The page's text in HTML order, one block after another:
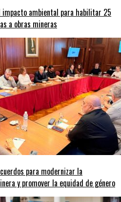
impacto ambiental para habilitar 25
a obras mineras
para modernizar la
y promover la equidad de género